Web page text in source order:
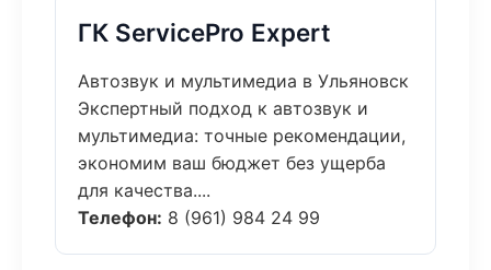
ГК ServicePro Expert
Автозвук и мультимедиа в Ульяновск
Экспертный подход к автозвук и
мультимедиа: точные рекомендации,
экономим ваш бюджет без ущерба
для качества....
Телефон: 8 (961) 984 24 99